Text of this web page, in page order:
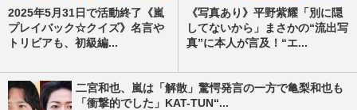
2025年5月31日で活動終了《嵐
プレイバック☆クイズ》名言や
トリビアも、初級編...
《写真あり》平野紫耀「別に隠
してないから」まさかの“流出写
真”に本人が言及！“エ...
二宮和也、嵐は「解散」驚愕発言の一方で亀梨和也も
「衝撃的でした」KAT-TUN“...